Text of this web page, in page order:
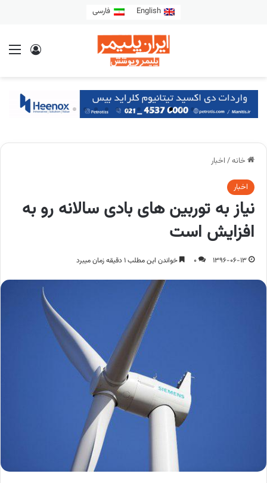
English فارسی
خانه/ اخبار
اخبار
نیاز به توربین های بادی سالانه رو به
افزایش است
1396-06-13
0 خواندن این مطلب 1 دقیقه زمان میبرد